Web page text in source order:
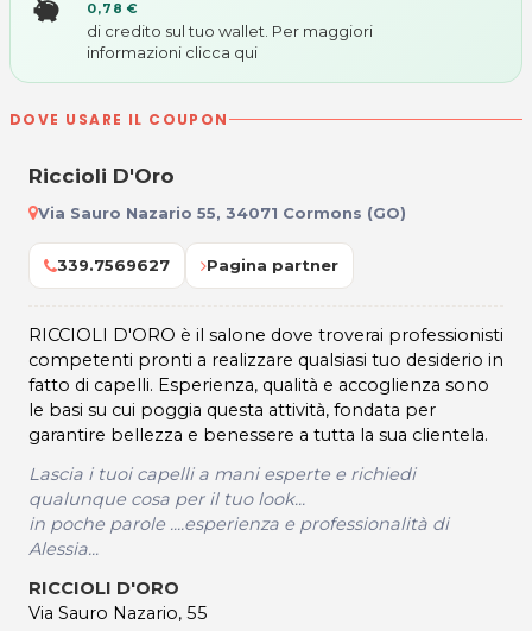
0,78 €
di credito sul tuo wallet. Per maggiori
informazioni clicca qui
DOVE USARE IL COUPON
Riccioli D'Oro
Via Sauro Nazario 55, 34071 Cormons (GO)
339.7569627 Pagina partner
RICCIOLI D'ORO è il salone dove troverai professionisti
competenti pronti a realizzare qualsiasi tuo desiderio in
fatto di capelli. Esperienza, qualità e accoglienza sono
le basi su cui poggia questa attività, fondata per
garantire bellezza e benessere a tutta la sua clientela.
Lascia i tuoi capelli a mani esperte e richiedi
qualunque cosa per il tuo look...
in poche parole ....esperienza e professionalità di
Alessia...
RICCIOLI D'ORO
Via Sauro Nazario, 55